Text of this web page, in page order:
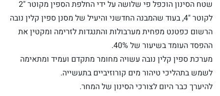
שטח הסינון הוכפל פי שלושה על ידי החלפת הספין מקוטר "2
לקוטר "4, בעוד שהמבנה החדשני והיעיל של מסנן ספין קלין נובה
הרשום כפטנט מפחית מערבולות והתנגדות לזרימה ומקטין את
ההפסד העומד בשיעור של 40%.
מערכת ספין קלין נובה עשויה מחומר מתקדם ועמיד ומתאימה
לשמש בתהליכי טיהור מים קורוזיביים בתעשייה.
להיערך כבר היום לצורכי הסינון של המחר.